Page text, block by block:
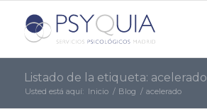
Listado de la etiqueta: acelerado
Usted está aquí: Inicio / Blog / acelerado